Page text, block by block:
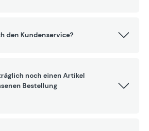
den Kundenservice?
noch einen Artikel
Bestellung